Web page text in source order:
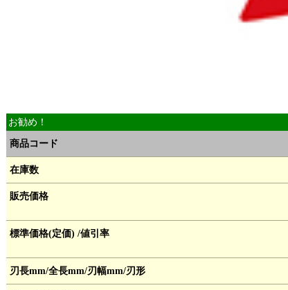
お勧め！
商品コード
在庫数
販売価格
標準価格(定価) /値引率
刃長mm/全長mm/刃幅mm/刃形